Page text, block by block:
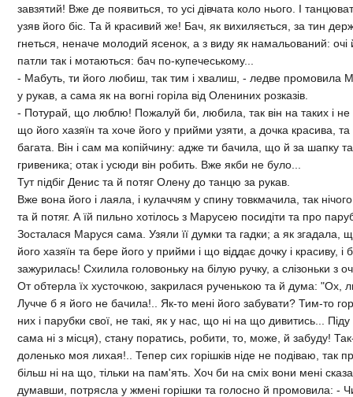
завзятий! Вже де появиться, то усi дiвчата коло нього. I
узяв його бiс. Та й красивий же! Бач, як вихиляється, за тин
гнеться, неначе молодий ясенок, а з виду як намальований: очi
патли так i мотаються: бач по-купечеському...
- Мабуть, ти його любиш, так тим i хвалиш, - ледве промовила
у рукав, а сама як на вогнi горiла вiд Олениних розказiв.
- Потурай, що люблю! Пожалуй би, любила, так вiн на таких i не
що його хазяїн та хоче його у прийми узяти, а дочка красива,
багата. Вiн i сам ма копiйчину: адже ти бачила, що й за шапку
гривеника; отак i усюди вiн робить. Вже якби не було...
Тут пiдбiг Денис та й потяг Олену до танцю за рукав.
Вже вона його i лаяла, i кулаччям у спину товкмачила, так
та й потяг. А їй пильно хотiлось з Марусею посидiти та про
Зосталася Маруся сама. Узяли її думки та гадки; а як
його хазяїн та бере його у прийми i що вiддає дочку i красиву, i
зажурилась! Схилила головоньку на бiлую ручку, а слiзоньки з
От обтерла їх хусточкою, закрилася рученькою та й дума: "Ох,
Лучче б я його не бачила!.. Як-то менi його забувати? Тим-то
них i парубки свої, не такi, як у нас, що нi на що дивитись...
сама нi з мiсця), стану поратись, робити, то, може, й забуду!
доленько моя лихая!.. Тепер сих горiшкiв нiде не подiваю, так
бiльш нi на що, тiльки на пам'ять. Хоч би на смiх вони менi
думавши, потрясла у жменi горiшки та голосно й промовила: -